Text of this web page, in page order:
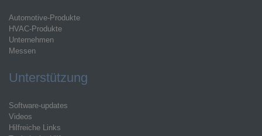
Automotive-Produkte
HVAC-Produkte
Unternehmen
Messen
Unterstützung
Software-updates
Videos
Hilfreiche Links